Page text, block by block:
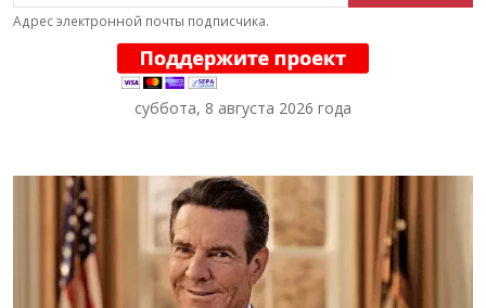
Адрес электронной почты подписчика.
суббота, 8 августа 2026 года